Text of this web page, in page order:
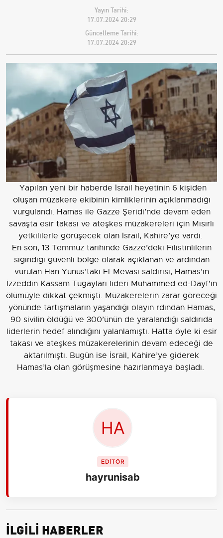
Yayın Tarihi:
17.07.2024 20:29
Güncelleme Tarihi:
17.07.2024 20:29
Yapılan yeni bir haberde İsrail heyetinin 6 kişiden
oluşan müzakere ekibinin kimliklerinin açıklanmadığı
vurgulandı. Hamas ile Gazze Şeridi’nde devam eden
savaşta esir takası ve ateşkes müzakereleri için Mısırlı
yetkililerle görüşecek olan İsrail, Kahire’ye vardı.
En son, 13 Temmuz tarihinde Gazze’deki Filistinlilerin
sığındığı güvenli bölge olarak açıklanan ve ardından
vurulan Han Yunus’taki El-Mevasi saldırısı, Hamas’ın
İzzeddin Kassam Tugayları lideri Muhammed ed-Dayf'ın
ölümüyle dikkat çekmişti. Müzakerelerin zarar göreceği
yönünde tartışmaların yaşandığı olayın rdından Hamas,
90 sivilin öldüğü ve 300’ünün de yaralandığı saldırıda
liderlerin hedef alındığını yalanlamıştı. Hatta öyle ki esir
takası ve ateşkes müzakerelerinin devam edeceği de
aktarılmıştı. Bugün ise İsrail, Kahire’ye giderek
Hamas’la olan görüşmesine hazırlanmaya başladı.
EDİTÖR
hayrunisab
İLGİLİ HABERLER